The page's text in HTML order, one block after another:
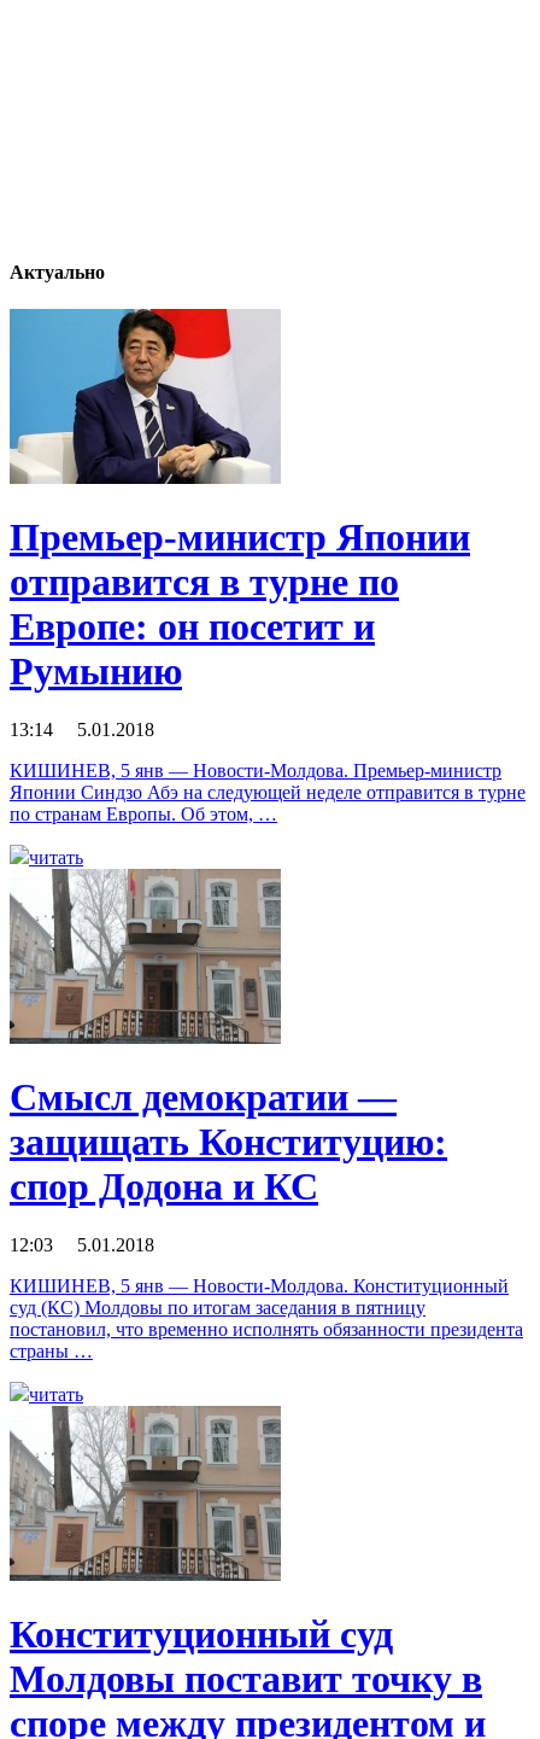
Актуально
Премьер-министр Японии
отправится в турне по
Европе: он посетит и
Румынию
13:14 5.01.2018
КИШИНЕВ, 5 янв — Новости-Молдова. Премьер-министр
Японии Синдзо Абэ на следующей неделе отправится в турне
по странам Европы. Об этом, …
читать
Смысл демократии —
защищать Конституцию:
спор Додона и КС
12:03 5.01.2018
КИШИНЕВ, 5 янв — Новости-Молдова. Конституционный
суд (КС) Молдовы по итогам заседания в пятницу
постановил, что временно исполнять обязанности президента
страны …
читать
Конституционный суд
Молдовы поставит точку в
споре между президентом и